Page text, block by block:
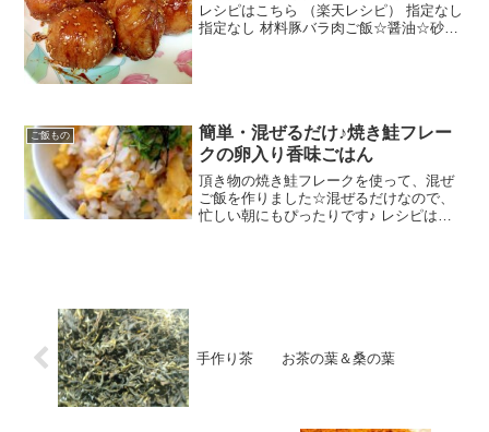
レシピはこちら （楽天レシピ） 指定なし
指定なし 材料豚バラ肉ご飯☆醤油☆砂糖
ご飯もの
簡単・混ぜるだけ♪焼き鮭フレー
クの卵入り香味ごはん
頂き物の焼き鮭フレークを使って、混ぜ
ご飯を作りました☆混ぜるだけなので、
忙しい朝にもぴったりです♪ レシピはこ
手作り茶 お茶の葉＆桑の葉